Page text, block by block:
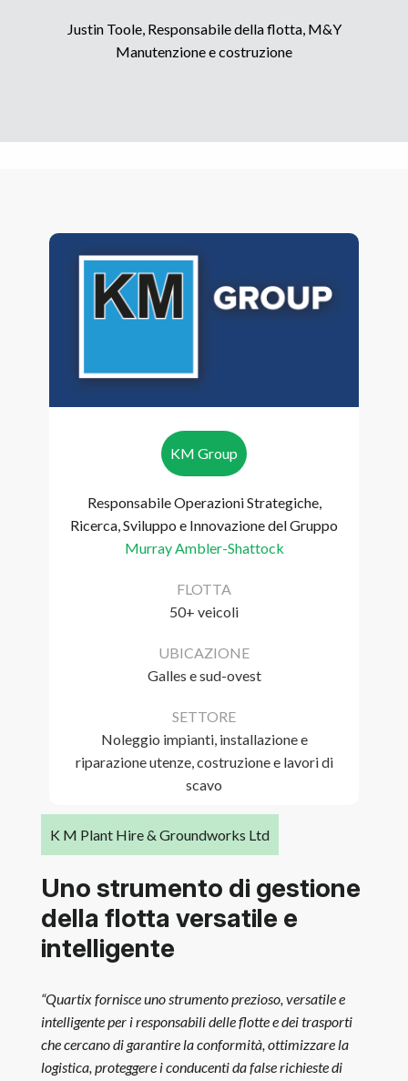
Justin Toole, Responsabile della flotta, M&Y
Manutenzione e costruzione
K M Plant Hire & Groundworks Ltd
Uno strumento di gestione
della flotta versatile e
intelligente
“Quartix fornisce uno strumento prezioso, versatile e
intelligente per i responsabili delle flotte e dei trasporti
che cercano di garantire la conformità, ottimizzare la
logistica, proteggere i conducenti da false richieste di
KM Group
Responsabile Operazioni Strategiche,
Ricerca, Sviluppo e Innovazione del Gruppo
Murray Ambler-Shattock
FLOTTA
50+ veicoli
UBICAZIONE
Galles e sud-ovest
SETTORE
Noleggio impianti, installazione e
riparazione utenze, costruzione e lavori di
scavo